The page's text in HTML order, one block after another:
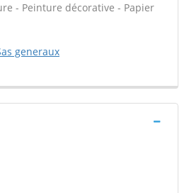
- Peinture décorative - Papier
generaux